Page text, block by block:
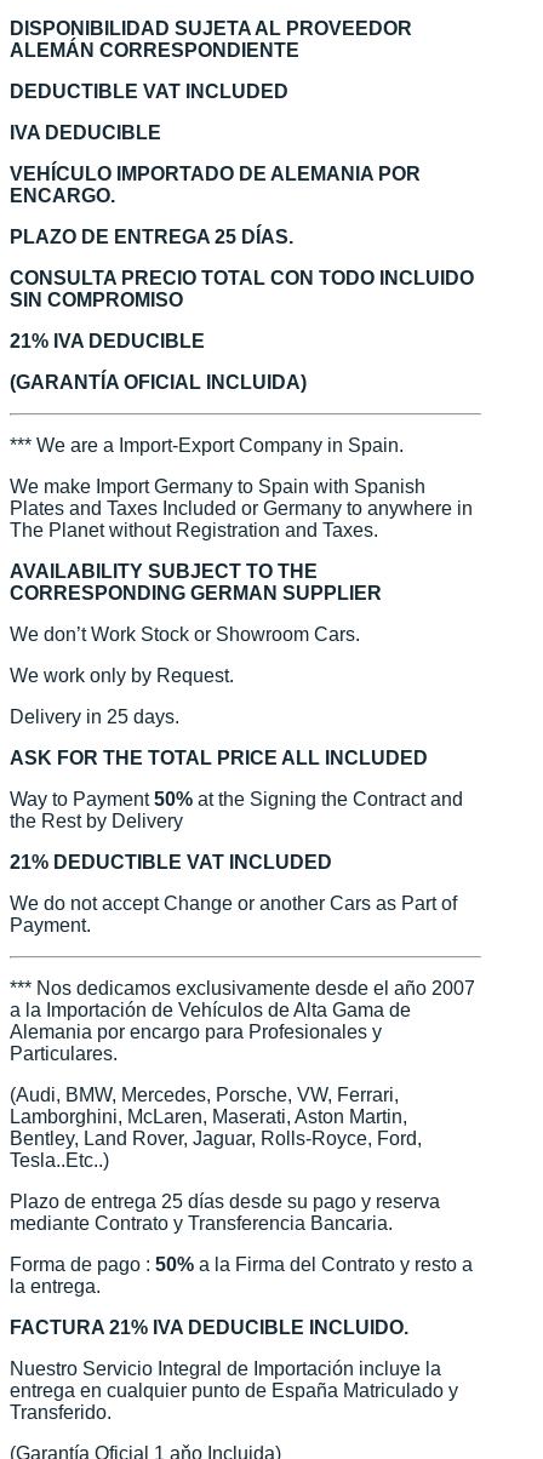
DISPONIBILIDAD SUJETA AL PROVEEDOR
ALEMÁN CORRESPONDIENTE
DEDUCTIBLE VAT INCLUDED
IVA DEDUCIBLE
VEHÍCULO IMPORTADO DE ALEMANIA POR
ENCARGO.
PLAZO DE ENTREGA 25 DÍAS.
CONSULTA PRECIO TOTAL CON TODO INCLUIDO
SIN COMPROMISO
21% IVA DEDUCIBLE
(GARANTÍA OFICIAL INCLUIDA)
*** We are a Import-Export Company in Spain.
We make Import Germany to Spain with Spanish
Plates and Taxes Included or Germany to anywhere in
The Planet without Registration and Taxes.
AVAILABILITY SUBJECT TO THE
CORRESPONDING GERMAN SUPPLIER
We don’t Work Stock or Showroom Cars.
We work only by Request.
Delivery in 25 days.
ASK FOR THE TOTAL PRICE ALL INCLUDED
Way to Payment50% at the Signing the Contract and
the Rest by Delivery
21% DEDUCTIBLE VAT INCLUDED
We do not accept Change or another Cars as Part of
Payment.
*** Nos dedicamos exclusivamente desde el año 2007
a la Importación de Vehículos de Alta Gama de
Alemania por encargo para Profesionales y
Particulares.
(Audi, BMW, Mercedes, Porsche, VW, Ferrari,
Lamborghini, McLaren, Maserati, Aston Martin,
Bentley, Land Rover, Jaguar, Rolls-Royce, Ford,
Tesla..Etc..)
Plazo de entrega 25 días desde su pago y reserva
mediante Contrato y Transferencia Bancaria.
Forma de pago : 50% a la Firma del Contrato y resto a
la entrega.
FACTURA 21% IVA DEDUCIBLE INCLUIDO.
Nuestro Servicio Integral de Importación incluye la
entrega en cualquier punto de España Matriculado y
Transferido.
(Garantía Oficial 1 aňo Incluida)